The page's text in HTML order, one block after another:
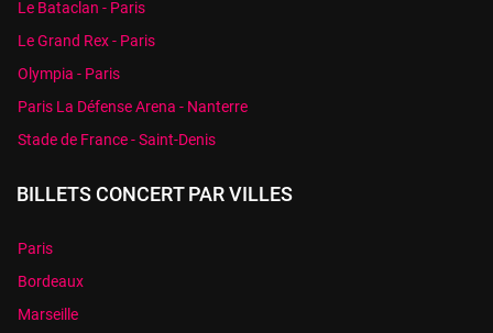
Le Bataclan - Paris
Le Grand Rex - Paris
Olympia - Paris
Paris La Défense Arena - Nanterre
Stade de France - Saint-Denis
BILLETS CONCERT PAR VILLES
Paris
Bordeaux
Marseille